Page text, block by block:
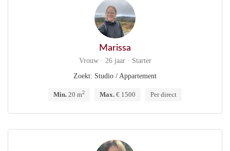
Marissa
Vrouw · 26 jaar · Starter
Zoekt: Studio / Appartement
Min. 20 m2 Max. € 1500 Per direct